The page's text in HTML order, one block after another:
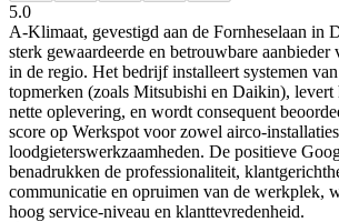
5.0
A‑Klimaat, gevestigd aan de Fornheselaan in
sterk gewaardeerde en betrouwbare aanbieder
in de regio. Het bedrijf installeert systemen
topmerken (zoals Mitsubishi en Daikin), levert
nette oplevering, en wordt consequent
score op Werkspot voor zowel airco-
loodgieterswerkzaamheden. De positieve
benadrukken de professionaliteit,
communicatie en opruimen van de werkplek,
hoog service‑niveau en klanttevredenheid.